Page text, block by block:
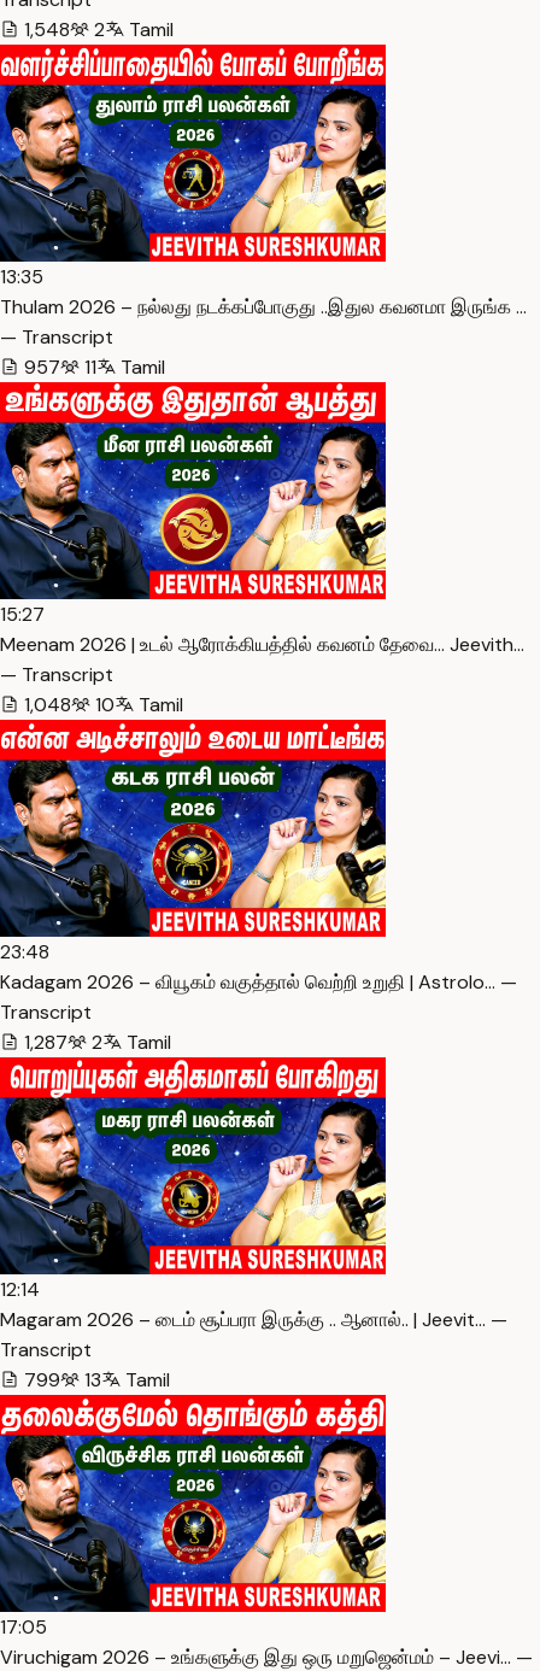
1,548
2 Tamil
13:35
Thulam 2026 – நல்லது நடக்கப்போகுது ..இதுல கவனமா இருங்க …
— Transcript
957
11 Tamil
15:27
Meenam 2026 | உடல் ஆரோக்கியத்தில் கவனம் தேவை… Jeevith…
— Transcript
1,048
10 Tamil
23:48
Kadagam 2026 – வியூகம் வகுத்தால் வெற்றி உறுதி | Astrolo… —
Transcript
1,287
2 Tamil
12:14
Magaram 2026 – டைம் சூப்பரா இருக்கு .. ஆனால்.. | Jeevit… —
Transcript
799
13 Tamil
17:05
Viruchigam 2026 – உங்களுக்கு இது ஒரு மறுஜென்மம் – Jeevi… —